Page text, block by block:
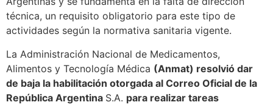
técnica, un requisito obligatorio para este tipo de
actividades según la normativa sanitaria vigente.
La Administración Nacional de Medicamentos,
Alimentos y Tecnología Médica (Anmat) resolvió dar
de baja la habilitación otorgada al Correo Oficial de la
República Argentina S.A. para realizar tareas